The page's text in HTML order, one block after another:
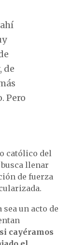
de
Pero
católico del
llenar
de fuerza
un acto de
si cayéramos